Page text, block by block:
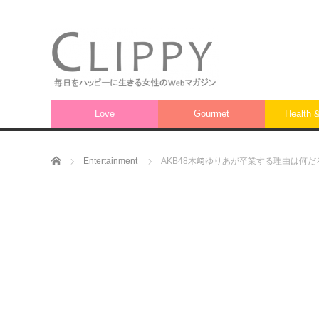
Love Gourmet Health
ホーム Entertainment AKB48木﨑ゆりあが卒業する理由は何